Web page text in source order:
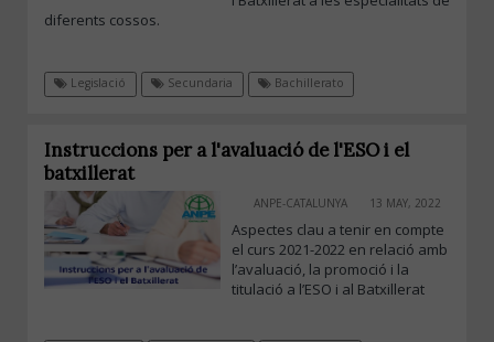
diferents cossos.
Legislació Secundaria Bachillerato
Instruccions per a l'avaluació de l'ESO i el
batxillerat
ANPE-CATALUNYA 13 MAY, 2022
Aspectes clau a tenir en compte
el curs 2021-2022 en relació amb
l’avaluació, la promoció i la
titulació a l’ESO i al Batxillerat